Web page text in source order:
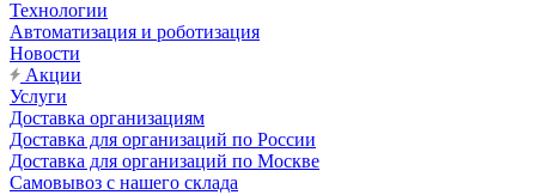
Технологии
Автоматизация и роботизация
Новости
Акции
Услуги
Доставка организациям
Доставка для организаций по России
Доставка для организаций по Москве
Самовывоз с нашего склада